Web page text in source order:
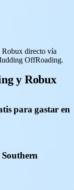
directo vía
OffRoading.
y Robux
para gastar en